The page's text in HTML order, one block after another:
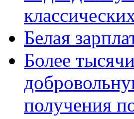
Белая
Более
получения